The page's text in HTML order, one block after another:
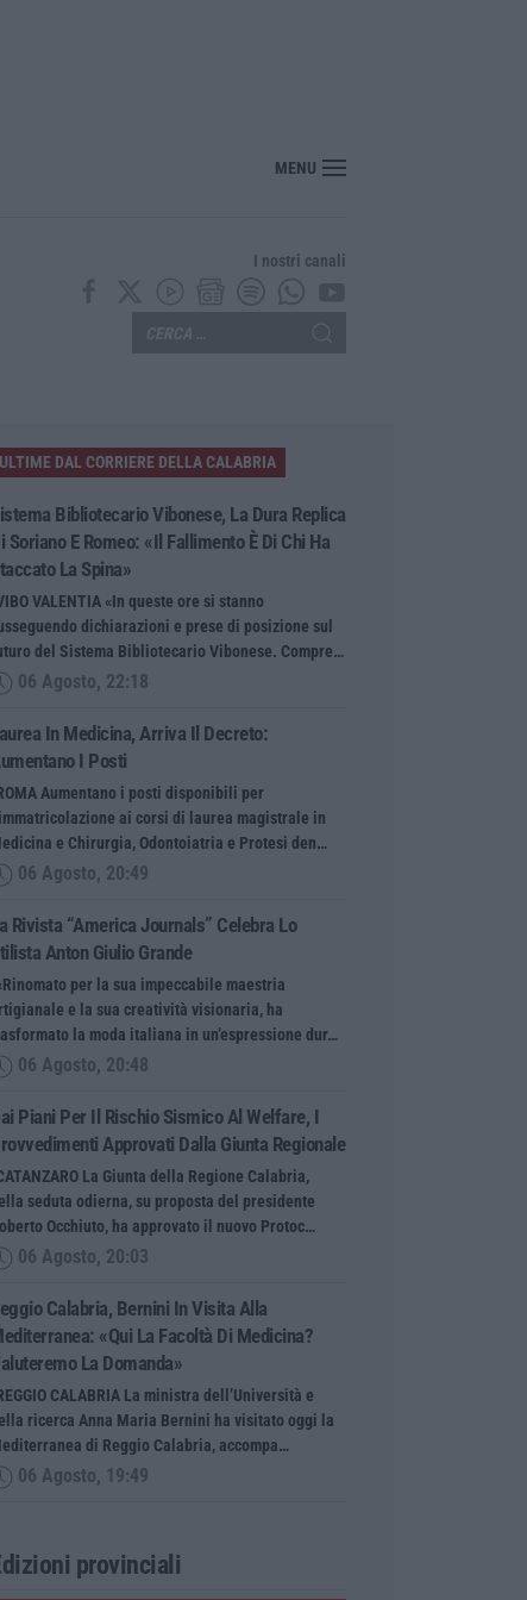
Journals” celebra lo stilista Anton Giulio Grande
MENU
I nostri canali
ULTIME DAL CORRIERE DELLA CALABRIA
Bibliotecario Vibonese, La Dura Replica
Soriano E Romeo: «Il Fallimento È Di Chi Ha
La Spina»
VALENTIA «In queste ore si stanno
dichiarazioni e prese di posizione sul
del Sistema Bibliotecario Vibonese. Compre…
06 Agosto, 22:18
In Medicina, Arriva Il Decreto:
I Posti
Aumentano i posti disponibili per
ai corsi di laurea magistrale in
e Chirurgia, Odontoiatria e Protesi den…
06 Agosto, 20:49
Rivista “America Journals” Celebra Lo
Anton Giulio Grande
per la sua impeccabile maestria
e la sua creatività visionaria, ha
la moda italiana in un’espressione dur…
06 Agosto, 20:48
Piani Per Il Rischio Sismico Al Welfare, I
Approvati Dalla Giunta Regionale
La Giunta della Regione Calabria,
seduta odierna, su proposta del presidente
Occhiuto, ha approvato il nuovo Protoc…
06 Agosto, 20:03
Calabria, Bernini In Visita Alla
«Qui La Facoltà Di Medicina?
La Domanda»
CALABRIA La ministra dell’Università e
ricerca Anna Maria Bernini ha visitato oggi la
di Reggio Calabria, accompa…
06 Agosto, 19:49
provinciali